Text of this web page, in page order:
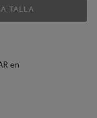
TALLA
en